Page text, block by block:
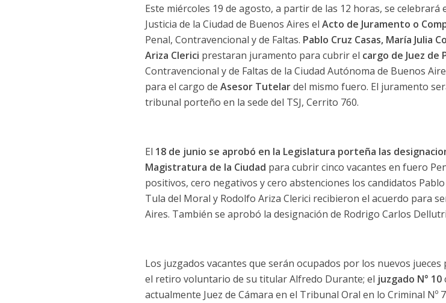
Este miércoles 19 de agosto, a partir de las 12 horas, se
Justicia de la Ciudad de Buenos Aires el Acto de Juramento o
Penal, Contravencional y de Faltas. Pablo Cruz Casas, María Julia
Ariza Clerici prestaran juramento para cubrir el cargo de Juez de
Contravencional y de Faltas de la Ciudad Autónoma de Buenos
para el cargo de Asesor Tutelardel mismo fuero. El juramento
tribunal porteño en la sede del TSJ, Cerrito 760.
El 18 de junio se aprobó en la Legislatura porteña las
Magistratura de la Ciudad para cubrir cinco vacantes en fuero
positivos, cero negativos y cero abstenciones los candidatos
Tula del Moral y Rodolfo Ariza Clerici recibieron el acuerdo para
Aires. También se aprobó la designación de Rodrigo Carlos
Los juzgados vacantes que serán ocupados por los nuevos jueces
el retiro voluntario de su titular Alfredo Durante; el juzgado N° 10
actualmente Juez de Cámara en el Tribunal Oral en lo Criminal Nº